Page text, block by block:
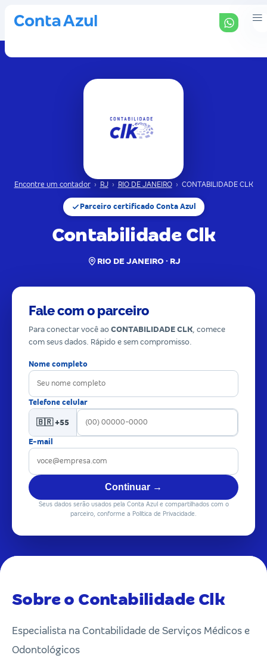
Encontre um contador › RJ › RIO DE JANEIRO › CONTABILIDADE CLK
Parceiro certificado Conta Azul
Contabilidade Clk
RIO DE JANEIRO · RJ
Fale com o parceiro
Para conectar você ao CONTABILIDADE CLK, comece
com seus dados. Rápido e sem compromisso.
Nome completo
Telefone celular
🇧🇷 +55
E-mail
Continuar →
Seus dados serão usados pela Conta Azul e compartilhados com o
parceiro, conforme a Política de Privacidade.
Sobre o Contabilidade Clk
Especialista na Contabilidade de Serviços Médicos e
Odontológicos